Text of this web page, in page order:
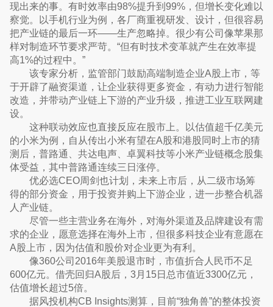
现出来的事。有时效率由98%提升到99%，但增长变化难以
察觉。以手机行业为例，各厂商重视研发、设计，但很容易
把产业链的最后一环——生产忽略掉。很少有公司像苹果那
样对制造环节要求严苛。“但有时技术变革就产生在效率提
高1%的过程中。”
该专家分析，监管部门鼓励高端制造企业A股上市，等
于开辟了融资渠道，让企业获得更多资金，有动力进行智能
改造，并带动产业链上下游的产业升级，推进工业互联网建
设。
这种联动效应也直接反应在股市上。以估值超千亿美元
的小米为例，自从传出小米有望在A股和港股同时上市的猜
测后，普路通、共达电声、卓翼科技等小米产业链概念股集
体受益，其中普路通连续三日涨停。
优必选CEO周剑也计划，未来上市后，从二级市场筹
得的部分资金，用于投资并购上下游企业，进一步整合机器
人产业链。
尽管一些主营业务在海外，对海外渠道及品牌建设有需
求的企业，愿意选择在海外上市，但很多科技企业有意愿在
A股上市，因为估值和股价对企业更为有利。
像360公司2016年美股退市时，市值折合人民币不足
600亿元。借壳回归A股后，3月15日总市值近3300亿元，
估值增长超过5倍。
据风投机构CB Insights测算，目前“独角兽”的整体投资